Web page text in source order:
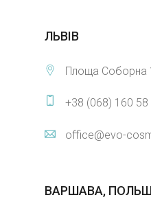
ЛЬВІВ
Площа Соборна
+38 (068) 160 58
office@evo-
ВАРШАВА,